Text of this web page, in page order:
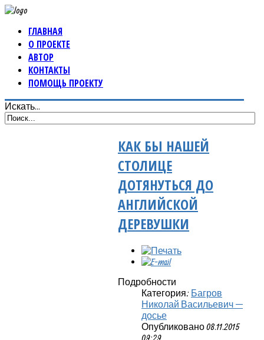
ГЛАВНАЯ
О ПРОЕКТЕ
АВТОР
КОНТАКТЫ
ПОМОЩЬ ПРОЕКТУ
Искать...
КАК БЫ НАШЕЙ
СТОЛИЦЕ
ДОТЯНУТЬСЯ ДО
АНГЛИЙСКОЙ
ДЕРЕВУШКИ
Подробности
Категория: Багров
Николай Васильевич —
досье
Опубликовано 08.11.2015
09:29